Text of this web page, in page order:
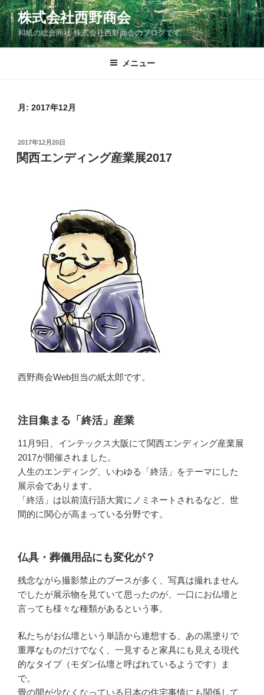
コ
ン
テ
ン
株式会社西野商会
和紙の総合商社 株式会社西野商会のブログです
メニュー
月: 2017年12月
投
稿
日:
2017年12月20日
関西エンディング産業展2017
西野商会Web担当の紙太郎です。
注目集まる「終活」産業
11月9日、インテックス大阪にて関西エンディング産業展
2017が開催されました。
人生のエンディング、いわゆる「終活」をテーマにした
展示会であります。
「終活」は以前流行語大賞にノミネートされるなど、世
間的に関心が高まっている分野です。
仏具・葬儀用品にも変化が？
残念ながら撮影禁止のブースが多く、写真は撮れません
でしたが展示物を見ていて思ったのが、一口にお仏壇と
言っても様々な種類があるという事。
私たちがお仏壇という単語から連想する、あの黒塗りで
重厚なものだけでなく、一見すると家具にも見える現代
的なタイプ（モダン仏壇と呼ばれているようです）ま
で。
畳の間が少なくなっている日本の住宅事情にも関係して